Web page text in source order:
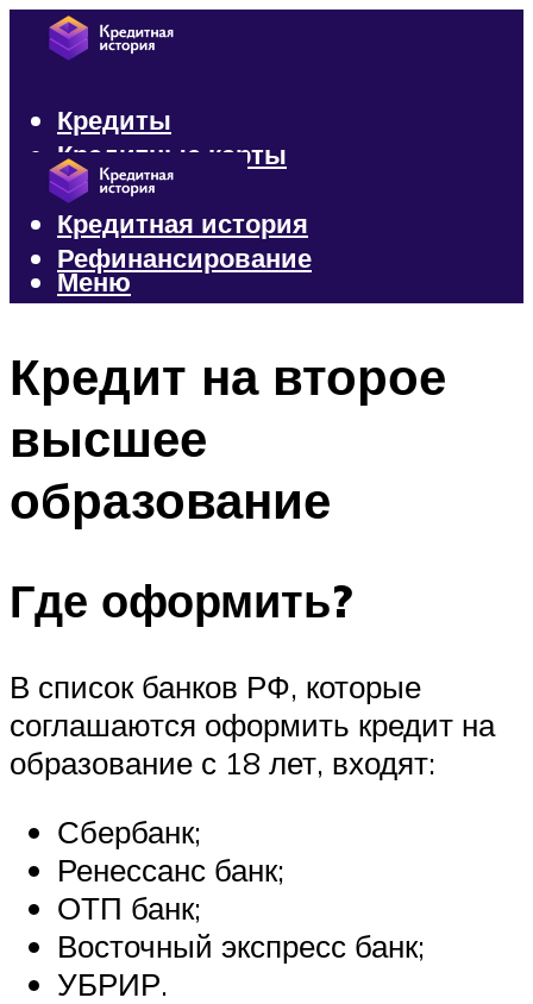
Кредиты
Кредитные карты
Микрозаймы
Кредитная история
Рефинансирование
Меню
Кредит на второе
высшее
образование
Где оформить?
В список банков РФ, которые
соглашаются оформить кредит на
образование с 18 лет, входят:
Сбербанк;
Ренессанс банк;
ОТП банк;
Восточный экспресс банк;
УБРИР.